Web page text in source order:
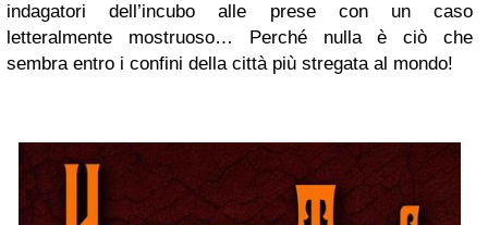
indagatori dell’incubo alle prese con un caso
letteralmente mostruoso… Perché nulla è ciò che
sembra entro i confini della città più stregata al mondo!